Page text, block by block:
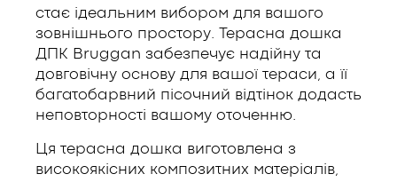
стає ідеальним вибором для вашого
зовнішнього простору. Терасна дошка
ДПК Bruggan забезпечує надійну та
довговічну основу для вашої тераси, а її
багатобарвний пісочний відтінок додасть
неповторності вашому оточенню.
Ця терасна дошка виготовлена з
високоякісних композитних матеріалів,